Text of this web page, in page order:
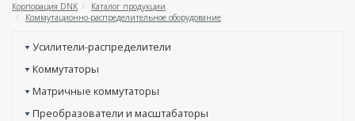
Корпорация DNK
Каталог продукции
Коммутационно-распределительное оборудование
Усилители-распределители
Коммутаторы
Матричные коммутаторы
Преобразователи и масштабаторы